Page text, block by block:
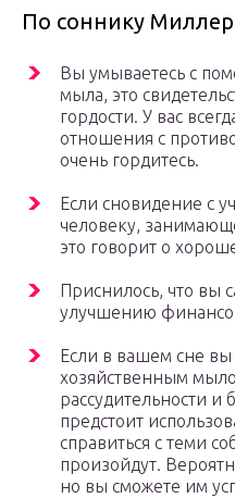
По соннику
Вы умываетесь с
мыла, это
гордости. У вас
отношения с
очень гордитесь.
Если сновидение с
человеку,
это говорит о
Приснилось, что вы
улучшению
Если в вашем сне
хозяйственным
рассудительности
предстоит
справиться с теми
произойдут.
но вы сможете им